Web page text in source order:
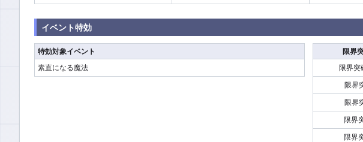
イベント特効
特効対象イベント
素直になる魔法
限界
限界突
限界
限界
限界
限界